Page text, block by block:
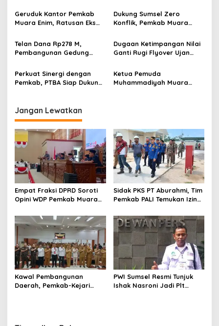
i
o
s
Pendampingan Hukum
LAPOR dan PPID
Geruduk Kantor Pemkab
Muara Enim, Ratusan Eks
Perusahaan Lunasi Hak
Pekerja
Dukung Sumsel Zero
Konflik, Pemkab Muara
Cegah Intoleransi dan
Radikalisme
Telan Dana Rp278 M,
Pembangunan Gedung
Rabain Muara Enim Ditunda
Dugaan Ketimpangan Nilai
Ganti Rugi Flyover Ujan
Muara Enim Turun Verifikasi
Perkuat Sinergi dengan
Pemkab, PTBA Siap Dukung
Ketua Pemuda
Muhammadiyah Muara
Jangan Lewatkan
Empat Fraksi DPRD Soroti
Opini WDP Pemkab Muara
Kelola Keuangan
Sidak PKS PT Aburahmi, Tim
Pemkab PALI Temukan Izin
Kawal Pembangunan
Daerah, Pemkab-Kejari
PWI Sumsel Resmi Tunjuk
Ishak Nasroni Jadi Plt